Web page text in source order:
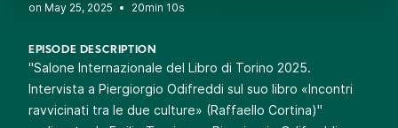
• 20min 10s
EPISODE DESCRIPTION
"Salone Internazionale del Libro di Torino 2025.
Intervista a Piergiorgio Odifreddi sul suo libro «Incontri
ravvicinati tra le due culture» (Raffaello Cortina)"